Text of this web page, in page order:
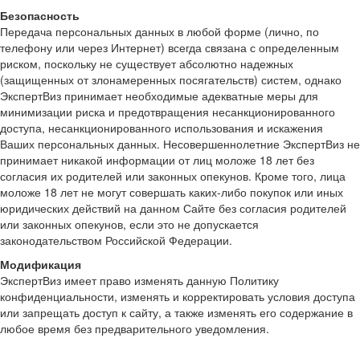
Безопасность
Передача персональных данных в любой форме (лично, по
телефону или через Интернет) всегда связана с определенным
риском, поскольку не существует абсолютно надежных
(защищенных от злонамеренных посягательств) систем, однако
ЭкспертВиз принимает необходимые адекватные меры для
минимизации риска и предотвращения несанкционированного
доступа, несанкционированного использования и искажения
Ваших персональных данных. Несовершеннолетние ЭкспертВиз не
принимает никакой информации от лиц моложе 18 лет без
согласия их родителей или законных опекунов. Кроме того, лица
моложе 18 лет не могут совершать каких-либо покупок или иных
юридических действий на данном Сайте без согласия родителей
или законных опекунов, если это не допускается
законодательством Российской Федерации.
Модификация
ЭкспертВиз имеет право изменять данную Политику
конфиденциальности, изменять и корректировать условия доступа
или запрещать доступ к сайту, а также изменять его содержание в
любое время без предварительного уведомления.